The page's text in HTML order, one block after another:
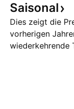
Saisonal
Dies zeigt die
vorherigen
wiederkehrende